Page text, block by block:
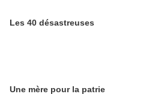
Les 40 désastreuses
Une mère pour la patrie